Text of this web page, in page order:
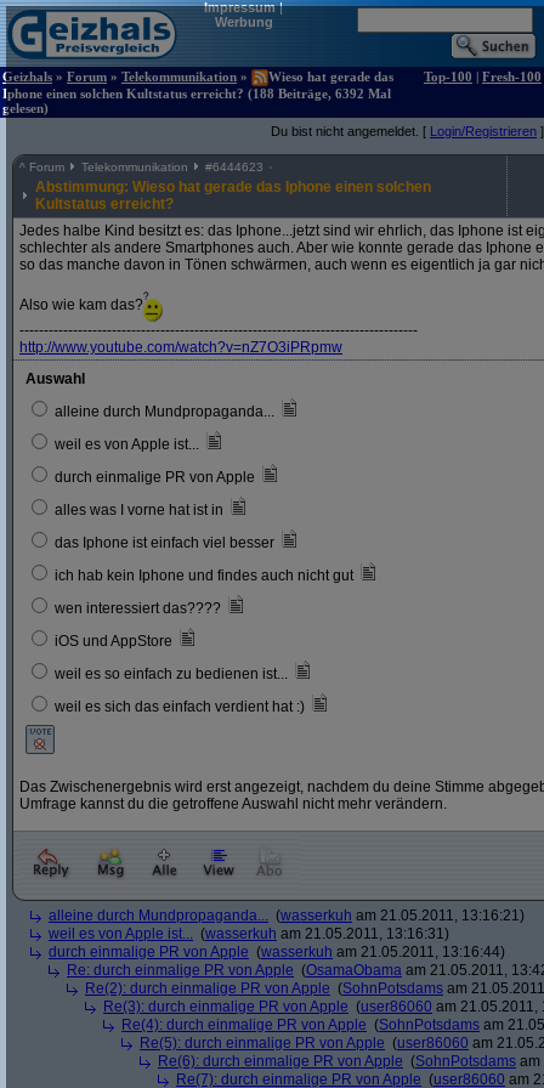
Impressum|
Werbung
Geizhals » Forum » Telekommunikation »
Wieso hat gerade das
Iphone einen solchen Kultstatus erreicht? (188 Beiträge, 6392 Mal
gelesen)
Top-100 | Fresh-100
Du bist nicht angemeldet. [ Login/Registrieren ]
^ Forum Telekommunikation #6444623
Abstimmung: Wieso hat gerade das Iphone einen solchen
Kultstatus erreicht?
Jedes halbe Kind besitzt es: das Iphone...jetzt sind wir ehrlich, das Iphone ist
schlechter als andere Smartphones auch. Aber wie konnte gerade das Iphone
so das manche davon in Tönen schwärmen, auch wenn es eigentlich ja gar
Also wie kam das?
----------------------------------------------------------------------------------
http://www.youtube.com/watch?v=nZ7O3iPRpmw
Auswahl
alleine durch Mundpropaganda...
weil es von Apple ist...
durch einmalige PR von Apple
alles was I vorne hat ist in
das Iphone ist einfach viel besser
ich hab kein Iphone und findes auch nicht gut
wen interessiert das????
iOS und AppStore
weil es so einfach zu bedienen ist...
weil es sich das einfach verdient hat :)
Das Zwischenergebnis wird erst angezeigt, nachdem du deine Stimme
Umfrage kannst du die getroffene Auswahl nicht mehr verändern.
alleine durch Mundpropaganda... (wasserkuh am 21.05.2011, 13:16:21)
weil es von Apple ist... (wasserkuh am 21.05.2011, 13:16:31)
durch einmalige PR von Apple (wasserkuh am 21.05.2011, 13:16:44)
Re: durch einmalige PR von Apple (OsamaObama am 21.05.2011,
Re(2): durch einmalige PR von Apple (SohnPotsdams am
Re(3): durch einmalige PR von Apple (user86060 am 21.05.2011,
Re(4): durch einmalige PR von Apple (SohnPotsdams am
Re(5): durch einmalige PR von Apple (user86060 am
Re(6): durch einmalige PR von Apple (SohnPotsdams am
Re(7): durch einmalige PR von Apple (user86060 am